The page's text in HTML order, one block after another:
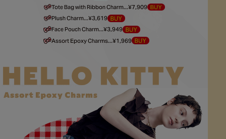
Tote Bag with Ribbon Charm...¥7,909
Plush Charm...¥3,619
Face Pouch Charm...¥3,949
Assort Epoxy Charms...¥1,969